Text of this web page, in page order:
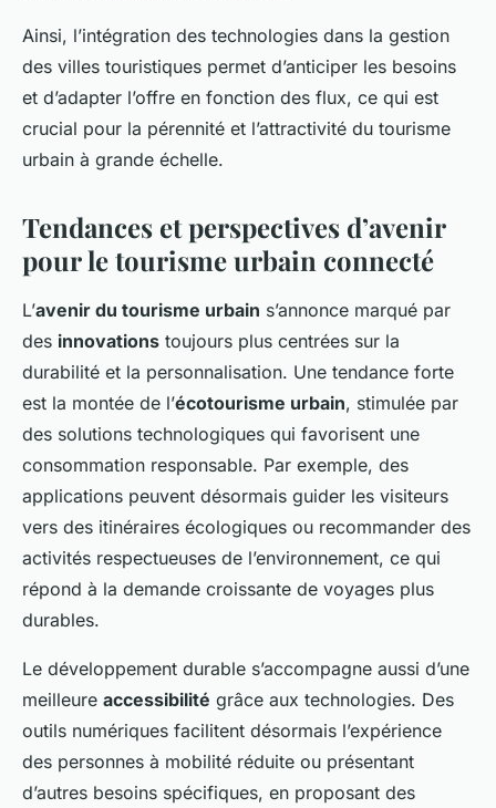
Ainsi, l’intégration des technologies dans la gestion
des villes touristiques permet d’anticiper les besoins
et d’adapter l’offre en fonction des flux, ce qui est
crucial pour la pérennité et l’attractivité du tourisme
urbain à grande échelle.
Tendances et perspectives d’avenir
pour le tourisme urbain connecté
L’avenir du tourisme urbain s’annonce marqué par
des innovations toujours plus centrées sur la
durabilité et la personnalisation. Une tendance forte
est la montée de l’écotourisme urbain, stimulée par
des solutions technologiques qui favorisent une
consommation responsable. Par exemple, des
applications peuvent désormais guider les visiteurs
vers des itinéraires écologiques ou recommander des
activités respectueuses de l’environnement, ce qui
répond à la demande croissante de voyages plus
durables.
Le développement durable s’accompagne aussi d’une
meilleure accessibilité grâce aux technologies. Des
outils numériques facilitent désormais l’expérience
des personnes à mobilité réduite ou présentant
d’autres besoins spécifiques, en proposant des